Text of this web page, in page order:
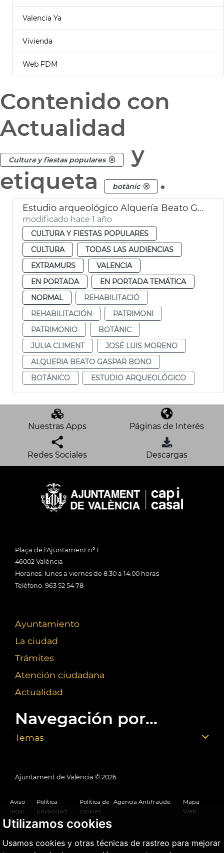
Utilizamos cookies
Usamos cookies y otras técnicas de rastreo para mejorar
Valencia Ya
Vivienda
Web FDM
Contenido con
Actualidad
Cultura y fiestas populares
y
etiqueta
botànic .
Estudio arqueológico Alquería Beato Gaspar Bono València
modificado hace 1 año
CULTURA Y FIESTAS POPULARES
CULTURA
TODAS LAS AUDIENCIAS
EXTRAMURS
VALENCIA
EN PORTADA
EN PORTADA TEMÁTICA
NORMAL
REHABILITACIÓ
REHABILITACIÓN
PATRIMONI
PATRIMONIO
BOTÀNIC
JULIA CLIMENT
JOSÉ LUIS MORENO
ALQUERIA BEATO GASPAR BONO
BOTÁNICO
ESTUDIO ARQUEOLÓGICO
Nuestras Apps Páginas de Interés
Redes Sociales Descargas
Plaça de l'Ajuntament nº 1
46002 València
Horarios: lunes a viernes de 8:30 a 14:00 horas
Teléfono: 963 52 54 78
Ayuntamiento
La ciudad
Trámites
Atención ciudadana
Actualidad
Navegación por...
Temas
Ajuntament de València © 2026
Aviso
legal
Política
privacidad
Política de
cookies
Agencia Antifraude
Mapa
Web